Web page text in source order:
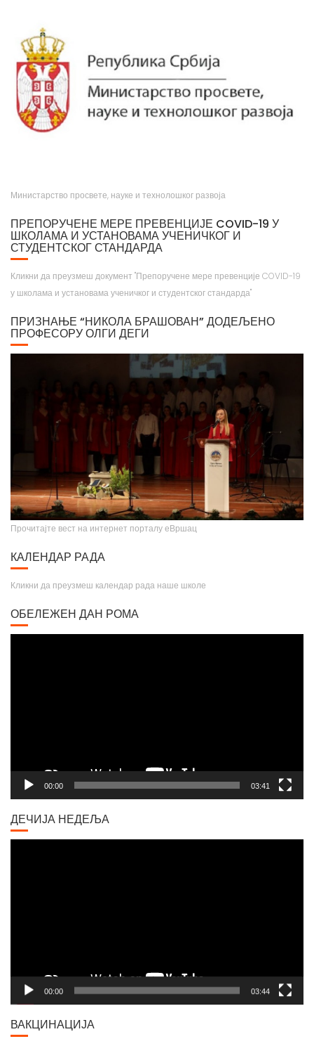
Министарство просвете, науке и технолошког развоја
ПРЕПОРУЧЕНЕ МЕРЕ ПРЕВЕНЦИЈЕ COVID-19 У
ШКОЛАМА И УСТАНОВАМА УЧЕНИЧКОГ И
СТУДЕНТСКОГ СТАНДАРДА
Кликни да преузмеш документ "Препоручене мере превенције COVID-19
у школама и установама ученичког и студентског стандарда"
ПРИЗНАЊЕ “НИКОЛА БРАШОВАН” ДОДЕЉЕНО
ПРОФЕСОРУ ОЛГИ ДЕГИ
Прочитајте вест на интернет порталу еВршац
КАЛЕНДАР РАДА
Кликни да преузмеш календар рада наше школе
ОБЕЛЕЖЕН ДАН РОМА
00:00 03:41
ДЕЧИЈА НЕДЕЉА
00:00 03:44
ВАКЦИНАЦИЈА